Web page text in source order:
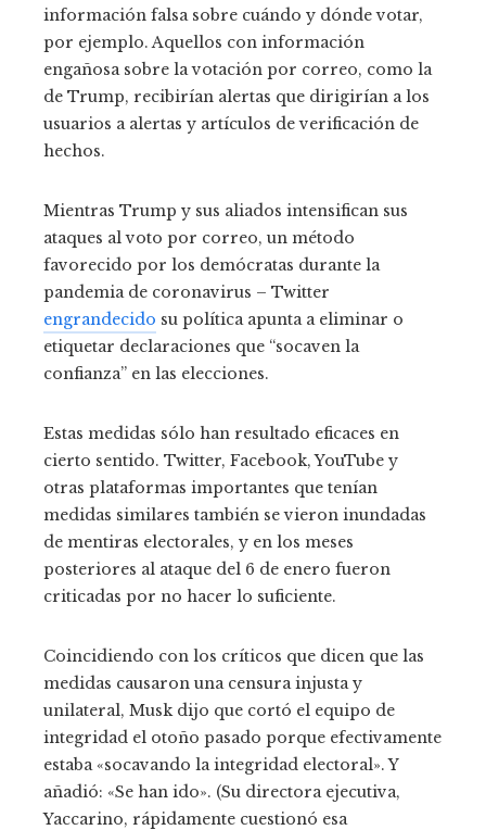
información falsa sobre cuándo y dónde votar,
por ejemplo. Aquellos con información
engañosa sobre la votación por correo, como la
de Trump, recibirían alertas que dirigirían a los
usuarios a alertas y artículos de verificación de
hechos.
Mientras Trump y sus aliados intensifican sus
ataques al voto por correo, un método
favorecido por los demócratas durante la
pandemia de coronavirus – Twitter
engrandecido su política apunta a eliminar o
etiquetar declaraciones que “socaven la
confianza” en las elecciones.
Estas medidas sólo han resultado eficaces en
cierto sentido. Twitter, Facebook, YouTube y
otras plataformas importantes que tenían
medidas similares también se vieron inundadas
de mentiras electorales, y en los meses
posteriores al ataque del 6 de enero fueron
criticadas por no hacer lo suficiente.
Coincidiendo con los críticos que dicen que las
medidas causaron una censura injusta y
unilateral, Musk dijo que cortó el equipo de
integridad el otoño pasado porque efectivamente
estaba «socavando la integridad electoral». Y
añadió: «Se han ido». (Su directora ejecutiva,
Yaccarino, rápidamente cuestionó esa